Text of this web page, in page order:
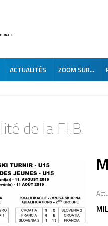
ACTUALITÉS ZOOM SUR...
de la F.I.B.